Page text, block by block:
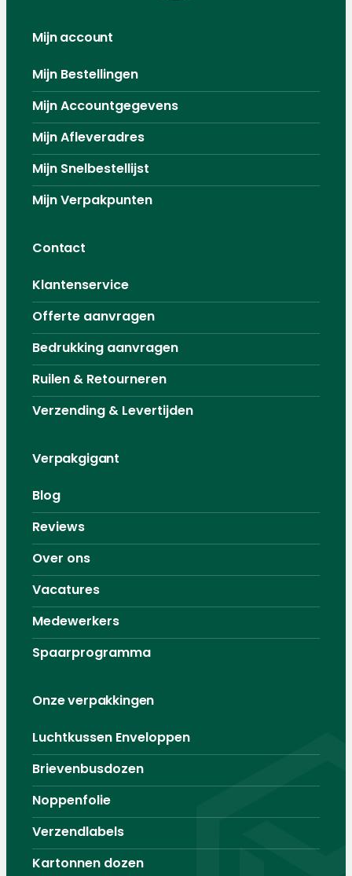
Mijn account
Mijn Bestellingen
Mijn Accountgegevens
Mijn Afleveradres
Mijn Snelbestellijst
Mijn Verpakpunten
Contact
Klantenservice
Offerte aanvragen
Bedrukking aanvragen
Ruilen & Retourneren
Verzending & Levertijden
Verpakgigant
Blog
Reviews
Over ons
Vacatures
Medewerkers
Spaarprogramma
Onze verpakkingen
Luchtkussen Enveloppen
Brievenbusdozen
Noppenfolie
Verzendlabels
Kartonnen dozen